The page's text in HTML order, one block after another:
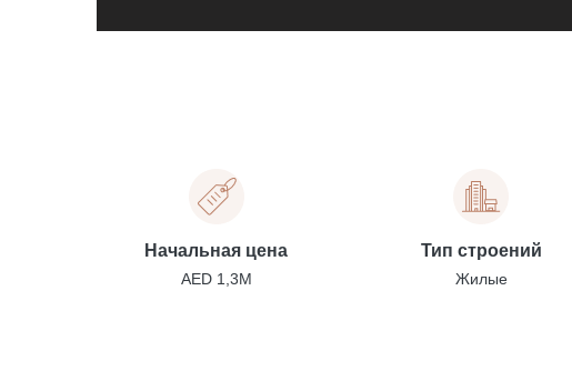
Начальная цена
AED 1,3M
Тип строений
Жилые